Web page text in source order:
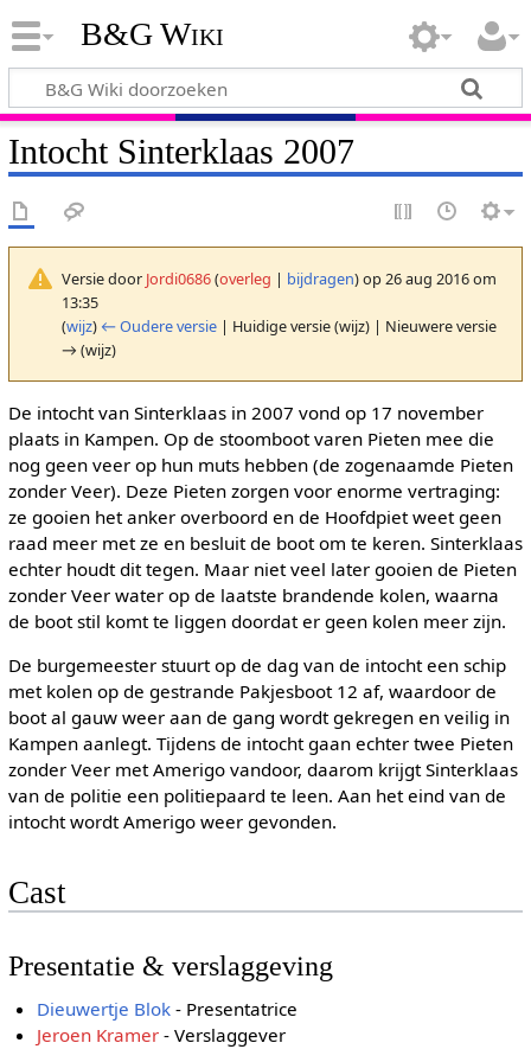
B&G Wiki
Intocht Sinterklaas 2007
Versie door Jordi0686(overleg | bijdragen)op 26 aug 2016 om
13:35
(wijz) ← Oudere versie| Huidige versie (wijz) | Nieuwere versie
→ (wijz)
De intocht van Sinterklaas in 2007 vond op 17 november
plaats in Kampen. Op de stoomboot varen Pieten mee die
nog geen veer op hun muts hebben (de zogenaamde Pieten
zonder Veer). Deze Pieten zorgen voor enorme vertraging:
ze gooien het anker overboord en de Hoofdpiet weet geen
raad meer met ze en besluit de boot om te keren. Sinterklaas
echter houdt dit tegen. Maar niet veel later gooien de Pieten
zonder Veer water op de laatste brandende kolen, waarna
de boot stil komt te liggen doordat er geen kolen meer zijn.
De burgemeester stuurt op de dag van de intocht een schip
met kolen op de gestrande Pakjesboot 12 af, waardoor de
boot al gauw weer aan de gang wordt gekregen en veilig in
Kampen aanlegt. Tijdens de intocht gaan echter twee Pieten
zonder Veer met Amerigo vandoor, daarom krijgt Sinterklaas
van de politie een politiepaard te leen. Aan het eind van de
intocht wordt Amerigo weer gevonden.
Cast
Presentatie & verslaggeving
Dieuwertje Blok - Presentatrice
Jeroen Kramer - Verslaggever